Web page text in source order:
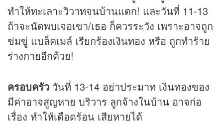
ทำให้ทะเลาะวิวาทจนบ้านแตก! และวันที่ 11-13
ถ้าจะนัดพบเจอเขา/เธอ ก็ควรระวัง เพราะอาจถูก
ข่มขู่ แบล็คเมล์ เรียกร้องเงินทอง หรือ ถูกทำร้าย
ร่างกายอีกด้วย!
ครอบครัว วันที่ 13-14 อย่าประมาท เงินทองของ
มีค่าอาจสูญหาย บริวาร ลูกจ้างในบ้าน อาจก่อ
เรื่อง ทำให้เดือดร้อน เสียหายได้